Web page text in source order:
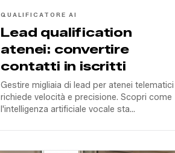
QUALIFICATORE AI
Lead qualification
atenei: convertire
contatti in iscritti
Gestire migliaia di lead per atenei telematici
richiede velocità e precisione. Scopri come
l'intelligenza artificiale vocale sta
studenti in Italia nel 2026.